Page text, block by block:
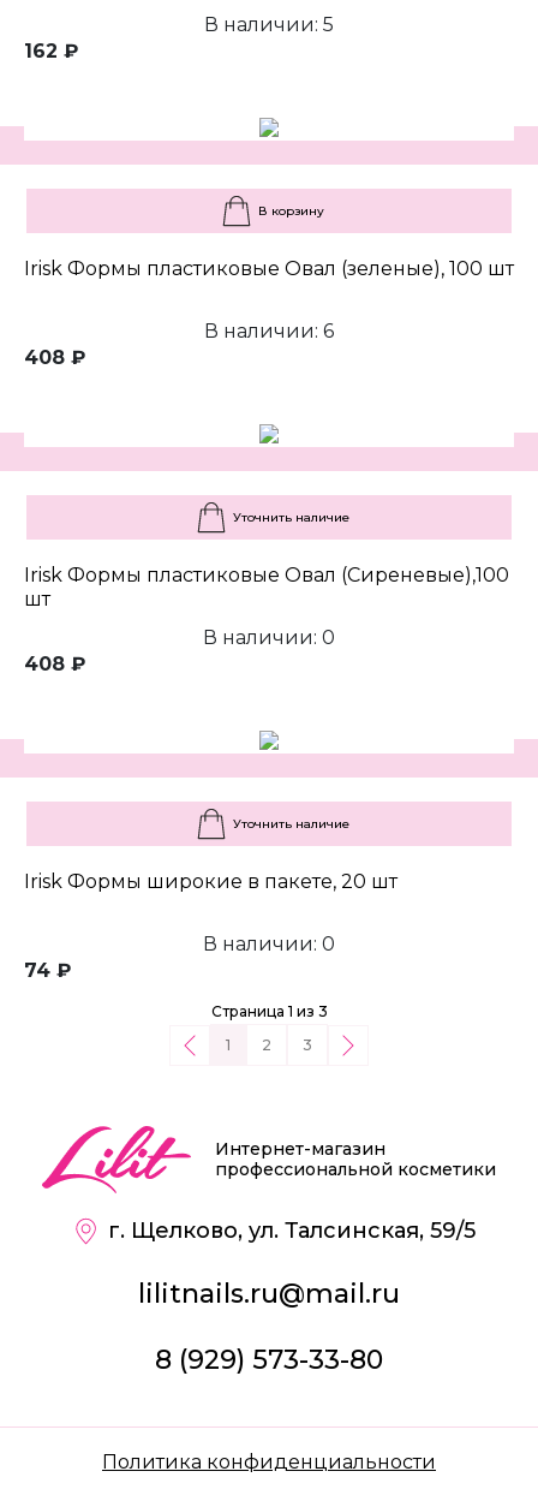
В наличии: 5
162 ₽
В корзину
Irisk Формы пластиковые Овал (зеленые), 100 шт
В наличии: 6
408 ₽
Уточнить наличие
Irisk Формы пластиковые Овал (Сиреневые),100
шт
В наличии: 0
408 ₽
Уточнить наличие
Irisk Формы широкие в пакете, 20 шт
В наличии: 0
74 ₽
Страница 1 из 3
1
2 3
Интернет-магазин
профессиональной косметики
г. Щелково, ул. Талсинская, 59/5
lilitnails.ru@mail.ru
8 (929) 573-33-80
Политика конфиденциальности